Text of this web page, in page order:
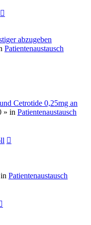
abzugeben
Patientenaustausch
Cetrotide 0,25mg an
» in Patientenaustausch
Patientenaustausch